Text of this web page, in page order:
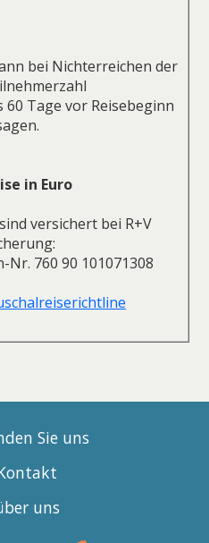
bei Nichterreichen der
60 Tage vor Reisebeginn
in Euro
versichert bei R+V
760 90 101071308
Sie uns
uns